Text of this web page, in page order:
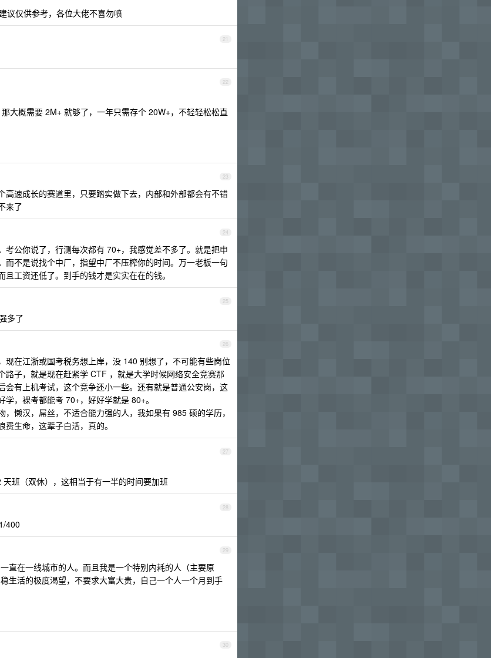
议仅供参考，各位大佬不喜勿喷
21
22
大概需要 2M+ 就够了，一年只需存个 20W+，不轻轻松松直
23
速成长的赛道里，只要踏实做下去，内部和外部都会有不错
来了
24
公你说了，行测每次都有 70+，我感觉差不多了。就是把申
不是说找个中厂，指望中厂不压榨你的时间。万一老板一句
工资还低了。到手的钱才是实实在在的钱。
25
多了
26
在江浙或国考税务想上岸，没 140 别想了，不可能有些岗位
子，就是现在赶紧学 CTF ，就是大学时候网络安全竞赛那
有上机考试，这个竞争还小一些。还有就是普通公安岗，这
，裸考都能考 70+，好好学就是 80+。
懒汉，屌丝，不适合能力强的人，我如果有 985 硕的学历，
生命，这辈子白活，真的。
27
班（双休），这相当于有一半的时间要加班
28
400
29
直在一线城市的人。而且我是一个特别内耗的人（主要原
生活的极度渴望，不要求大富大贵，自己一个人一个月到手
30